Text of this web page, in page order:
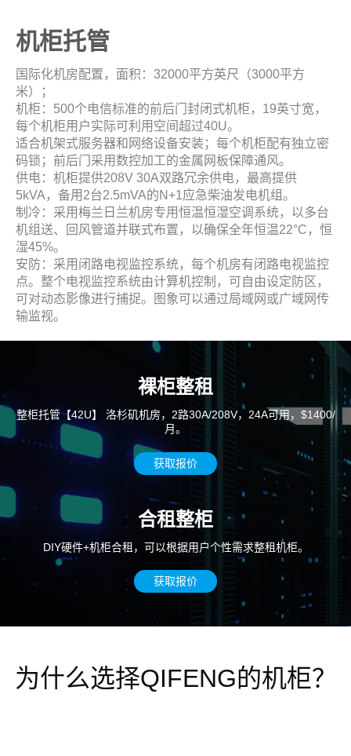
机柜托管
国际化机房配置，面积：32000平方英尺（3000平方
米）；
机柜：500个电信标准的前后门封闭式机柜，19英寸宽，
每个机柜用户实际可利用空间超过40U。
适合机架式服务器和网络设备安装；每个机柜配有独立密
码锁；前后门采用数控加工的金属网板保障通风。
供电：机柜提供208V 30A双路冗余供电，最高提供
5kVA，备用2台2.5mVA的N+1应急柴油发电机组。
制冷：采用梅兰日兰机房专用恒温恒湿空调系统，以多台
机组送、回风管道并联式布置，以确保全年恒温22°C，恒
湿45%。
安防：采用闭路电视监控系统，每个机房有闭路电视监控
点。整个电视监控系统由计算机控制，可自由设定防区，
可对动态影像进行捕捉。图象可以通过局域网或广域网传
输监视。
裸柜整租
整柜托管【42U】 洛杉矶机房，2路30A/208V，24A可用，$1400/
月。
获取报价
合租整柜
DIY硬件+机柜合租，可以根据用户个性需求整租机柜。
获取报价
为什么选择QIFENG的机柜？